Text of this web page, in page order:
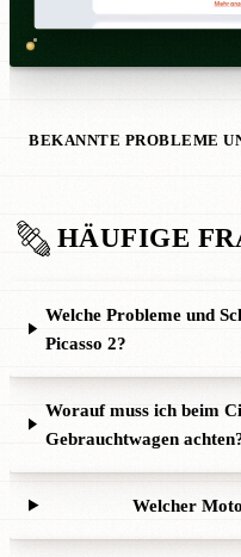
BEKANNTE PROBLEME
HÄUFIGE
Welche Probleme und
Picasso 2?
Worauf muss ich beim
Gebrauchtwagen
Welcher